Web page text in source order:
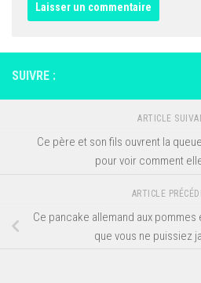
SUIVRE :
ARTICLE
Ce père et son fils ouvrent la
pour voir comment
ARTICLE
Ce pancake allemand aux
que vous ne puissiez